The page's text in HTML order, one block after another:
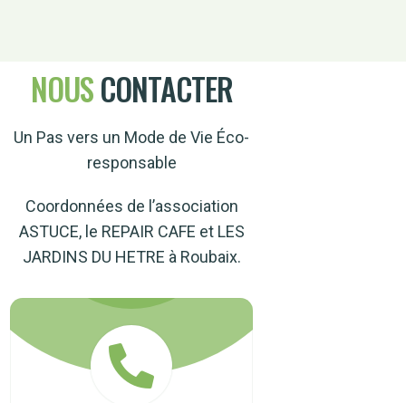
NOUSCONTACTER
Un Pas vers un Mode de Vie Éco-
responsable
Coordonnées de l’association
ASTUCE, le REPAIR CAFE et LES
JARDINS DU HETRE à Roubaix.